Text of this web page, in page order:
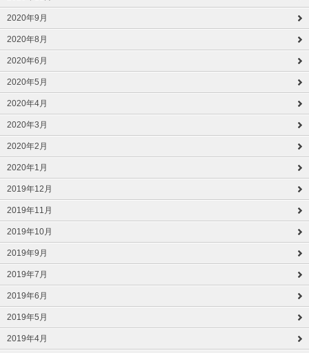
2020年9月
2020年8月
2020年6月
2020年5月
2020年4月
2020年3月
2020年2月
2020年1月
2019年12月
2019年11月
2019年10月
2019年9月
2019年7月
2019年6月
2019年5月
2019年4月